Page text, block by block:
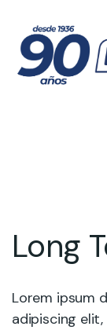
Long
Lorem ipsum
adipiscing